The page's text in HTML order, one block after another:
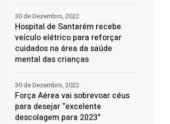
Hospital de Santarém recebe
veículo elétrico para reforçar
cuidados na área da saúde
mental das crianças
30 de Dezembro, 2022
Força Aérea vai sobrevoar céus
para desejar “excelente
descolagem para 2023”
30 de Dezembro, 2022